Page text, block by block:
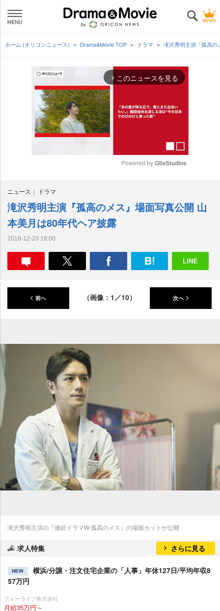
ホーム (オリコンニュース) Drama&Movie TOP ドラマ 滝沢秀明主演『孤高
arrow_forward_ios このニュースを見る
t
e
Powered by GliaStudios
ニュース ドラマ
滝沢秀明主演『孤高のメス』場面写真公開 山
本美月は80年代ヘア披露
2018-12-20 18:00
前へ （画像：1／10） 次へ
滝沢秀明主演の『連続ドラマW 孤高のメス』の場面カットが公開
求人特集 さらに見る
NEW
横浜/分譲・注文住宅企業の「人事」年休127日/平均年収8
57万円
フォーライフ株式会社
月給35万円～